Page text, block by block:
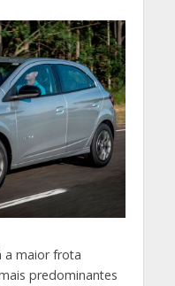
a maior frota
predominantes